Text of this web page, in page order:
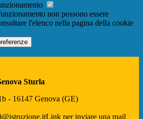
non possono essere
l'elenco nella pagina della cookie
Sturla
- 16147 Genova (GE)
Link per inviare una mail